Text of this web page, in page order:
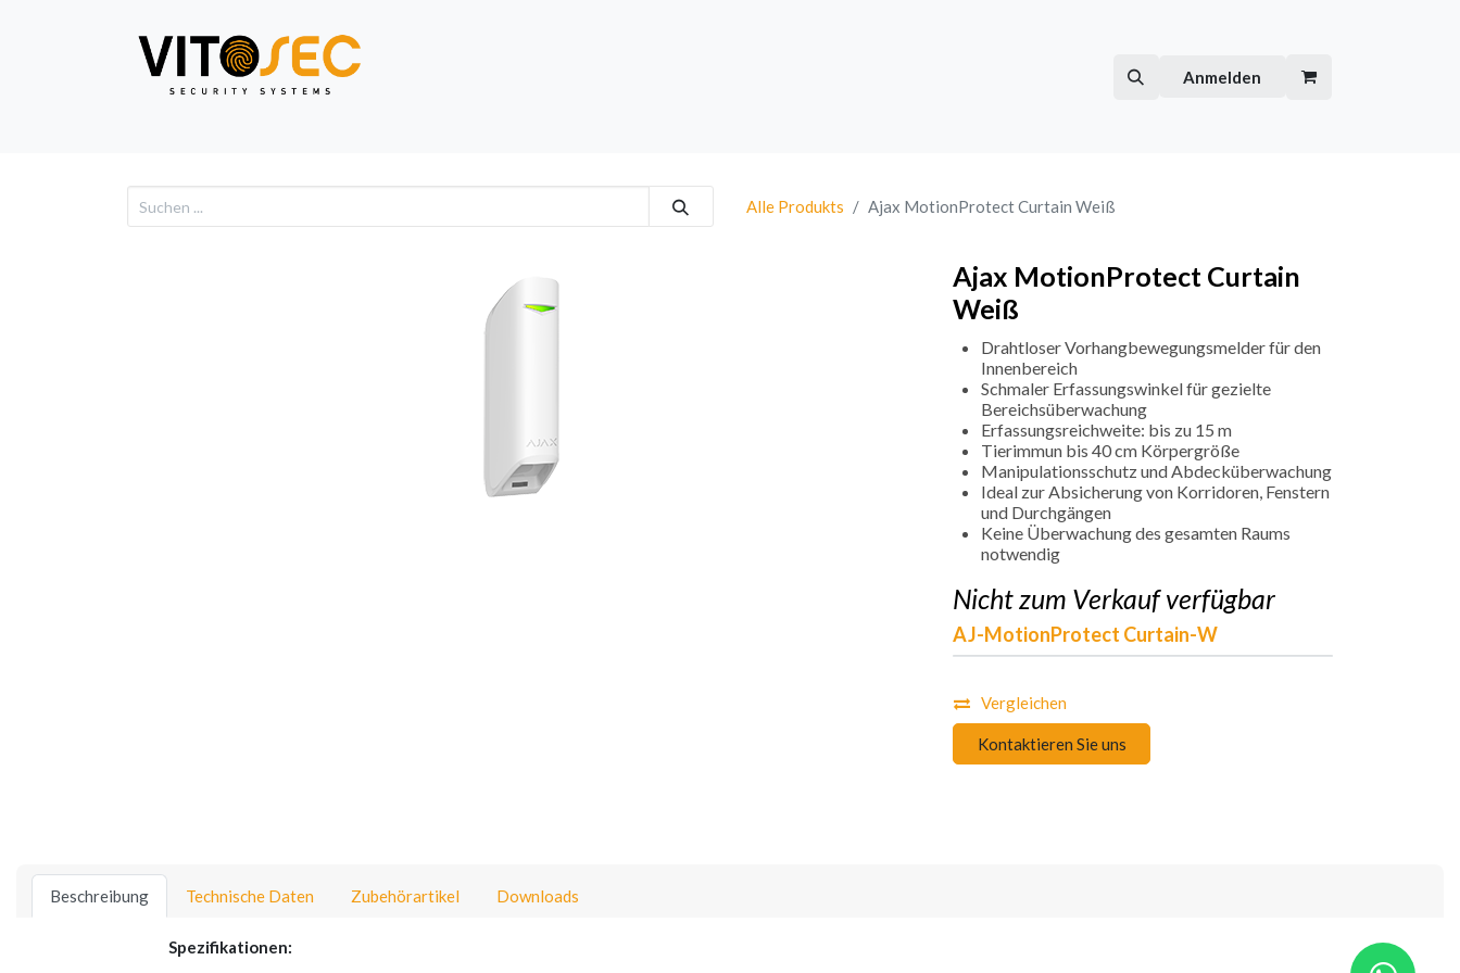
Video Alarm Anmelden
Alle Produkts Ajax MotionProtect Curtain Weiß
Ajax MotionProtect Curtain
Weiß
Drahtloser Vorhangbewegungsmelder für den
Innenbereich
Schmaler Erfassungswinkel für gezielte
Bereichsüberwachung
Erfassungsreichweite: bis zu 15 m
Tierimmun bis 40 cm Körpergröße
Manipulationsschutz und Abdecküberwachung
Ideal zur Absicherung von Korridoren, Fenstern
und Durchgängen
Keine Überwachung des gesamten Raums
notwendig
Nicht zum Verkauf verfügbar
AJ-MotionProtect Curtain-W
Vergleichen
Kontaktieren Sie uns
Beschreibung Technische Daten Zubehörartikel Downloads
Spezifikationen: